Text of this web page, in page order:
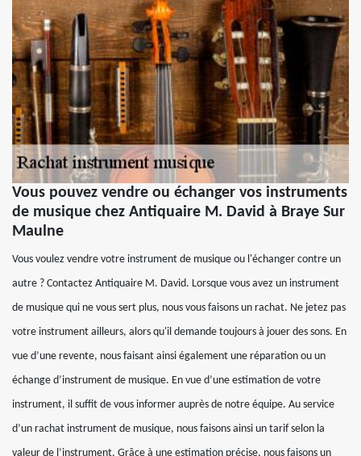
Vous pouvez vendre ou échanger vos instruments
de musique chez Antiquaire M. David à Braye Sur
Maulne
Vous voulez vendre votre instrument de musique ou l'échanger contre un
autre ? Contactez Antiquaire M. David. Lorsque vous avez un instrument
de musique qui ne vous sert plus, nous vous faisons un rachat. Ne jetez pas
votre instrument ailleurs, alors qu'il demande toujours à jouer des sons. En
vue d’une revente, nous faisant ainsi également une réparation ou un
échange d’instrument de musique. En vue d’une estimation de votre
instrument, il suffit de vous informer auprès de notre équipe. Au service
d’un rachat instrument de musique, nous faisons ainsi un tarif selon la
valeur de l’instrument. Grâce à une estimation précise, nous faisons un